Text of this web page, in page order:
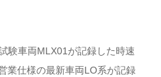
験車両MLX01が記録した時速
業仕様の最新車両LO系が記録